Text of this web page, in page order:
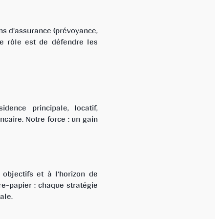
d’assurance (prévoyance,
rôle est de défendre les
principale, locatif,
Notre force : un gain
et à l’horizon de
papier : chaque stratégie